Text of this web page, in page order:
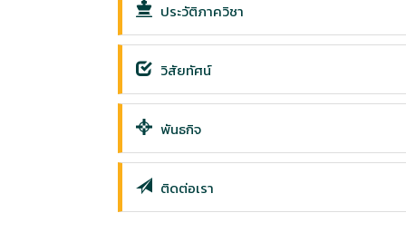
ประวัติภาควิชา
วิสัยทัศน์
พันธกิจ
ติดต่อเรา